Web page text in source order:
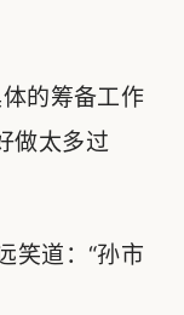
的筹备工作
做太多过
笑道：“孙市